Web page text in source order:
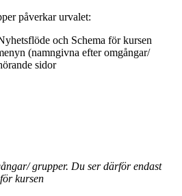
påverkar urvalet:
och Schema för kursen
(namngivna efter omgångar/
sidor
grupper. Du ser därför endast
kursen